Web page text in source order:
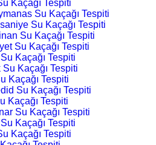
Kaçağı Tespiti
Su Kaçağı Tespiti
Su Kaçağı Tespiti
Su Kaçağı Tespiti
Su Kaçağı Tespiti
Kaçağı Tespiti
Kaçağı Tespiti
Kaçağı Tespiti
Su Kaçağı Tespiti
Kaçağı Tespiti
Su Kaçağı Tespiti
Kaçağı Tespiti
Kaçağı Tespiti